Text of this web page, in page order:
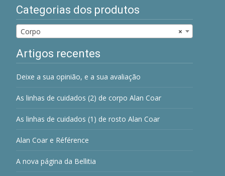
Categorias dos produtos
×
Corpo
Artigos recentes
Deixe a sua opinião, e a sua avaliação
As linhas de cuidados (2) de corpo Alan Coar
As linhas de cuidados (1) de rosto Alan Coar
Alan Coar e Référence
A nova página da Bellitia